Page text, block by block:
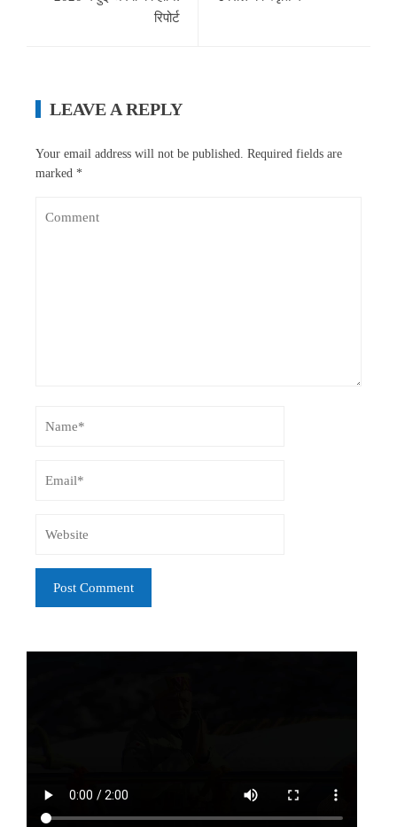
रिपोर्ट
LEAVE A REPLY
Your email address will not be published. Required fields are
marked *